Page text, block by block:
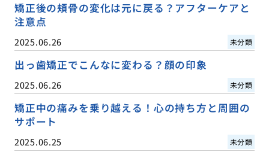
矯正後の頬骨の変化は元に戻る？アフターケアと
注意点
2025.06.26 未分類
出っ歯矯正でこんなに変わる？顔の印象
2025.06.26 未分類
矯正中の痛みを乗り越える！心の持ち方と周囲の
サポート
2025.06.25 未分類